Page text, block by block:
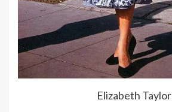
Elizabeth Taylor